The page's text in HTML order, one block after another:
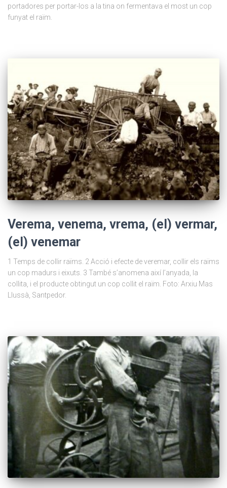
portadores per portar-los a la tina on fermentava el most un cop
funyat el raïm.
Verema, venema, vrema, (el) vermar,
(el) venemar
1 Temps de collir raïms. 2 Acció i efecte de veremar, collir els raïms
un cop madurs i eixuts. 3 També s’anomena així l’anyada, la
collita, i el producte obtingut un cop collit el raïm. Foto: Arxiu Mas
Llussà, Santpedor.